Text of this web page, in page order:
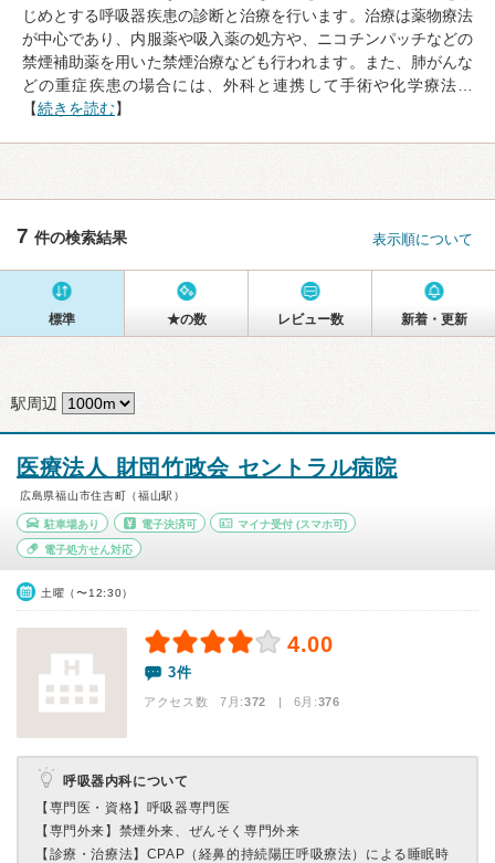
じめとする呼吸器疾患の診断と治療を行います。治療は薬物療法
が中心であり、内服薬や吸入薬の処方や、ニコチンパッチなどの
禁煙補助薬を用いた禁煙治療なども行われます。また、肺がんな
どの重症疾患の場合には、外科と連携して手術や化学療法…
【続きを読む】
7 件の検索結果 表示順について
標準 ★の数 レビュー数 新着・更新
駅周辺
医療法人 財団竹政会 セントラル病院
広島県福山市住吉町（福山駅）
駐車場あり 電子決済可 マイナ受付 (スマホ可)
電子処方せん対応
土曜（〜12:30）
4.00
3件
アクセス数 7月:372 | 6月:376
呼吸器内科について
【専門医・資格】 呼吸器専門医
【専門外来】 禁煙外来、ぜんそく専門外来
【診療・治療法】 CPAP（経鼻的持続陽圧呼吸療法）による睡眠時